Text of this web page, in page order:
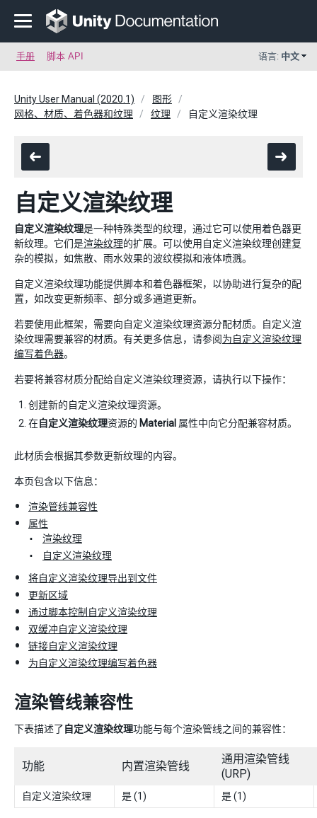
手册 脚本 API 语言: 中文
Unity User Manual (2020.1)
图形
网格、材质、着色器和纹理
纹理 自定义渲染纹理
自定义渲染纹理
自定义渲染纹理是一种特殊类型的纹理，通过它可以使用着色器更
新纹理。它们是渲染纹理的扩展。可以使用自定义渲染纹理创建复
杂的模拟，如焦散、雨水效果的波纹模拟和液体喷溅。
自定义渲染纹理功能提供脚本和着色器框架，以协助进行复杂的配
置，如改变更新频率、部分或多通道更新。
若要使用此框架，需要向自定义渲染纹理资源分配材质。自定义渲
染纹理需要兼容的材质。有关更多信息，请参阅为自定义渲染纹理
编写着色器。
若要将兼容材质分配给自定义渲染纹理资源，请执行以下操作：
创建新的自定义渲染纹理资源。
在自定义渲染纹理资源的 Material 属性中向它分配兼容材质。
此材质会根据其参数更新纹理的内容。
本页包含以下信息：
渲染管线兼容性
属性
渲染纹理
自定义渲染纹理
将自定义渲染纹理导出到文件
更新区域
通过脚本控制自定义渲染纹理
双缓冲自定义渲染纹理
链接自定义渲染纹理
为自定义渲染纹理编写着色器
渲染管线兼容性
下表描述了自定义渲染纹理功能与每个渲染管线之间的兼容性：
功能 内置渲染管线
通用渲染管线
(URP)
自定义渲染纹理 是 (1) 是 (1)